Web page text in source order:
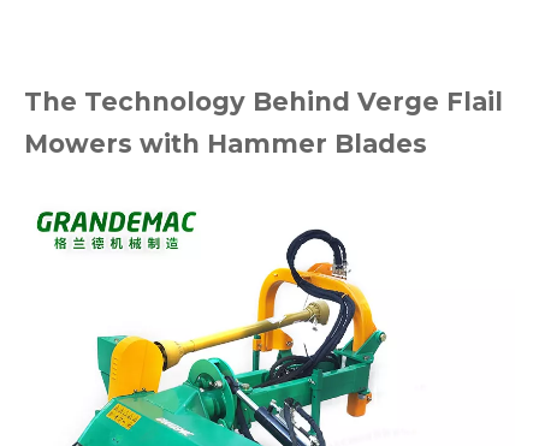
The Technology Behind Verge Flail
Mowers with Hammer Blades